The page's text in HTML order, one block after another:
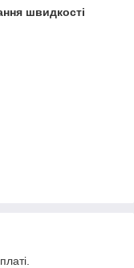
швидкості